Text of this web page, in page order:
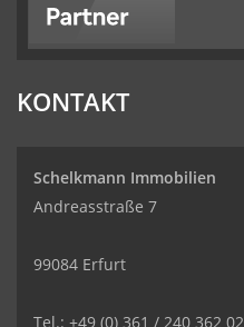
KONTAKT
Schelkmann Immobilien
Andreasstraße 7
99084 Erfurt
Tel.: +49 (0) 361 / 240 362 02